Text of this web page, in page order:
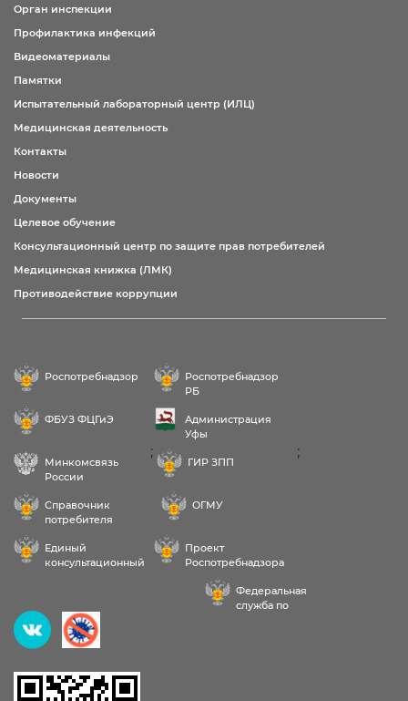
Здравствуйте! Пожалуйста,
выберите услугу:
Орган инспекции
Профилактика инфекций
Видеоматериалы
Памятки
Испытательный лабораторный центр (ИЛЦ)
Медицинская деятельность
Контакты
Новости
Документы
Целевое обучение
Консультационный центр по защите прав потребителей
Медицинская книжка (ЛМК)
Противодействие коррупции
Роспотребнадзор
Роспотребнадзор
РБ
ФБУЗ ФЦГиЭ
Администрация
Уфы
Минкомсвязь
России
;
ГИР ЗПП
;
Справочник
потребителя
ОГМУ
Единый
консультационный
Проект
Роспотребнадзора
РФ «Здоровое
питание» Федеральная
служба по